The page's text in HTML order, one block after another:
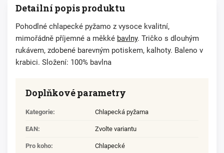
Detailní popis produktu
Pohodlné chlapecké pyžamo z vysoce kvalitní,
mimořádně příjemné a měkké bavlny. Tričko s dlouhým
rukávem, zdobené barevným potiskem, kalhoty. Baleno v
krabici. Složení: 100% bavlna
Doplňkové parametry
Kategorie: Chlapecká pyžama
EAN: Zvolte variantu
Pro koho: Chlapecké